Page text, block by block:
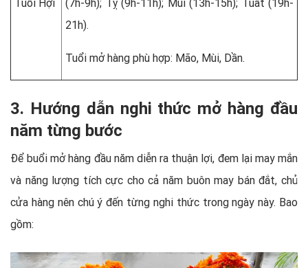
21h).
Tuổi mở hàng phù hợp: Mão, Mùi, Dần.
3. Hướng dẫn nghi thức mở hàng đầu
năm từng bước
Để buổi mở hàng đầu năm diễn ra thuận lợi, đem lại may mắn
và năng lượng tích cực cho cả năm buôn may bán đắt, chủ
cửa hàng nên chú ý đến từng nghi thức trong ngày này. Bao
gồm: